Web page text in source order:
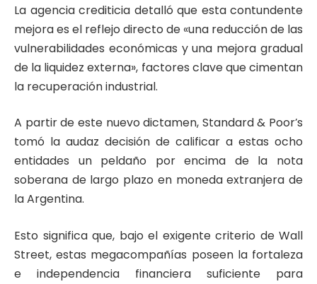
La agencia crediticia detalló que esta contundente
mejora es el reflejo directo de «una reducción de las
vulnerabilidades económicas y una mejora gradual
de la liquidez externa», factores clave que cimentan
la recuperación industrial.
A partir de este nuevo dictamen, Standard & Poor’s
tomó la audaz decisión de calificar a estas ocho
entidades un peldaño por encima de la nota
soberana de largo plazo en moneda extranjera de
la Argentina.
Esto significa que, bajo el exigente criterio de Wall
Street, estas megacompañías poseen la fortaleza
e independencia financiera suficiente para